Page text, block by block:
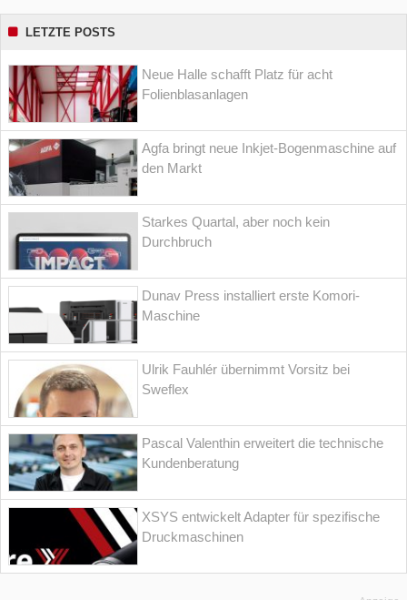
LETZTE POSTS
Neue Halle schafft Platz für acht
Folienblasanlagen
Agfa bringt neue Inkjet-Bogenmaschine auf
den Markt
Starkes Quartal, aber noch kein
Durchbruch
Dunav Press installiert erste Komori-
Maschine
Ulrik Fauhlér übernimmt Vorsitz bei
Sweflex
Pascal Valenthin erweitert die technische
Kundenberatung
XSYS entwickelt Adapter für spezifische
Druckmaschinen